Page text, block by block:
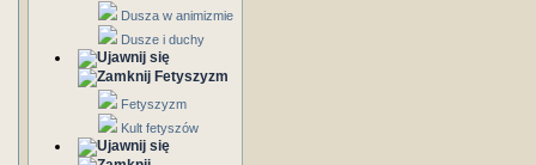
Dusza w animizmie
Dusze i duchy
Fetyszyzm
Fetyszyzm
Kult fetyszów